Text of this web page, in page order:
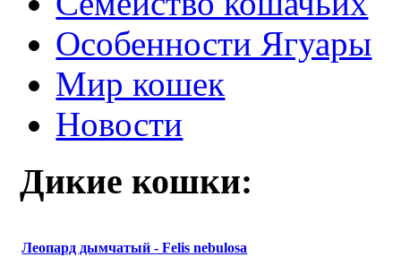
Особенности Ягуары
Мир кошек
Новости
Дикие кошки:
Леопард дымчатый - Felis nebulosa